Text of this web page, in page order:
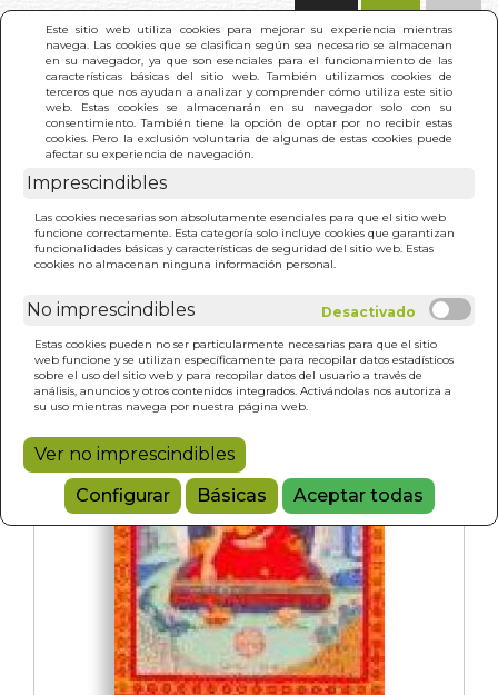
Este sitio web utiliza cookies para mejorar su experiencia mientras
navega. Las cookies que se clasifican según sea necesario se almacenan
en su navegador, ya que son esenciales para el funcionamiento de las
características básicas del sitio web. También utilizamos cookies de
terceros que nos ayudan a analizar y comprender cómo utiliza este sitio
web. Estas cookies se almacenarán en su navegador solo con su
consentimiento. También tiene la opción de optar por no recibir estas
cookies. Pero la exclusión voluntaria de algunas de estas cookies puede
afectar su experiencia de navegación.
Imprescindibles
Las cookies necesarias son absolutamente esenciales para que el sitio web
funcione correctamente. Esta categoría solo incluye cookies que garantizan
funcionalidades básicas y características de seguridad del sitio web. Estas
cookies no almacenan ninguna información personal.
No imprescindibles
Estas cookies pueden no ser particularmente necesarias para que el sitio
web funcione y se utilizan específicamente para recopilar datos estadísticos
sobre el uso del sitio web y para recopilar datos del usuario a través de
análisis, anuncios y otros contenidos integrados. Activándolas nos autoriza a
su uso mientras navega por nuestra página web.
Ver no imprescindibles
Configurar
Básicas Aceptar todas
INICIO > RAYOS DE SOL (TELA)